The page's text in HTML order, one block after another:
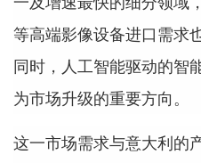
等高端影像设备进口需求
同时，人工智能驱动的智
为市场升级的重要方向。
这一市场需求与意大利的